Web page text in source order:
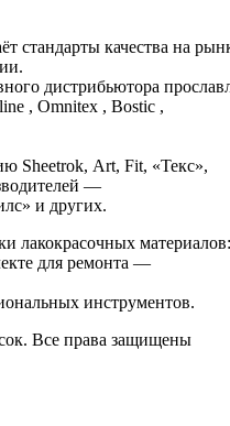
стандарты качества на
дистрибьютора
, Omnitex , Bostic ,
Sheetrok, Art, Fit, «Текс»,
—
и других.
лакокрасочных
для ремонта —
инструментов.
Все права защищены